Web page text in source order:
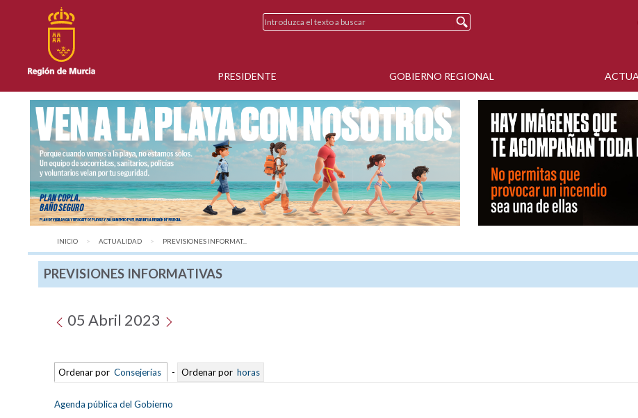
PRESIDENTE GOBIERNO REGIONAL
INICIO ACTUALIDAD AQUÍ:
PREVISIONES INFORMAT...
PREVISIONES INFORMATIVAS
05 Abril 2023
Ordenar por Consejerías - Ordenar por horas
Agenda pública del Gobierno